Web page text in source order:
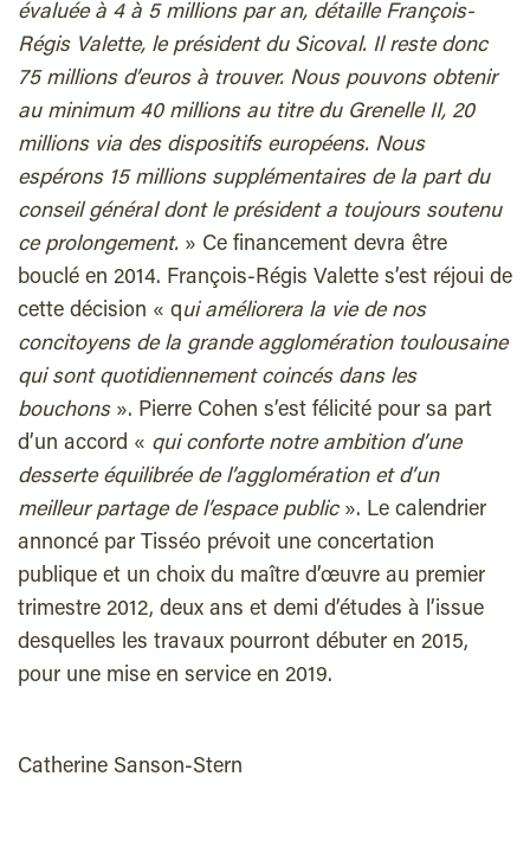
évaluée à 4 à 5 millions par an, détaille François-
Régis Valette, le président du Sicoval. Il reste donc
75 millions d’euros à trouver. Nous pouvons obtenir
au minimum 40 millions au titre du Grenelle II, 20
millions via des dispositifs européens. Nous
espérons 15 millions supplémentaires de la part du
conseil général dont le président a toujours soutenu
ce prolongement. » Ce financement devra être
bouclé en 2014. François-Régis Valette s’est réjoui de
cette décision « qui améliorera la vie de nos
concitoyens de la grande agglomération toulousaine
qui sont quotidiennement coincés dans les
bouchons ». Pierre Cohen s’est félicité pour sa part
d’un accord « qui conforte notre ambition d’une
desserte équilibrée de l’agglomération et d’un
meilleur partage de l’espace public ». Le calendrier
annoncé par Tisséo prévoit une concertation
publique et un choix du maître d’œuvre au premier
trimestre 2012, deux ans et demi d’études à l’issue
desquelles les travaux pourront débuter en 2015,
pour une mise en service en 2019.
Catherine Sanson-Stern